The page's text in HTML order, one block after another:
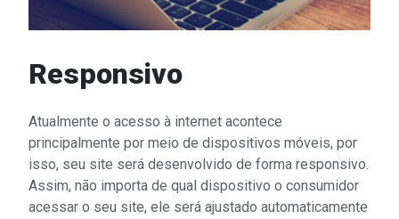
Responsivo
Atualmente o acesso à internet acontece
principalmente por meio de dispositivos móveis, por
isso, seu site será desenvolvido de forma responsivo.
Assim, não importa de qual dispositivo o consumidor
acessar o seu site, ele será ajustado automaticamente